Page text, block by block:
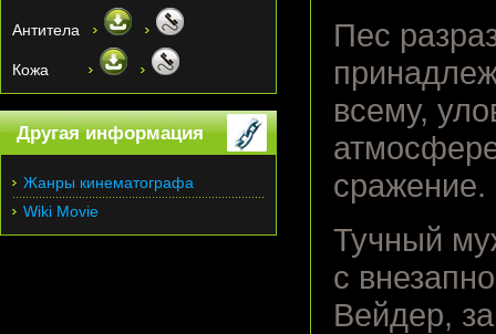
Пес
всему,
сражение.
Тучный
с
Вейдер,
Антитела
Кожа
Другая информация
Жанры кинематографа
Wiki Movie